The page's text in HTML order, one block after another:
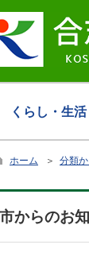
くらし・生
ホーム ＞ 分類
市からのお